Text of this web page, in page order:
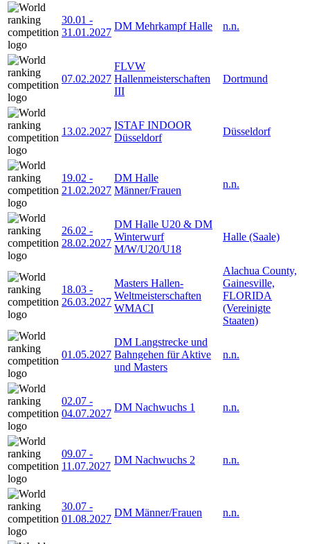
30.01 -
31.01.2027
DM Mehrkampf Halle n.n.
07.02.2027
FLVW
Hallenmeisterschaften
III
Dortmund
13.02.2027
ISTAF INDOOR
Düsseldorf
Düsseldorf
19.02 -
21.02.2027
DM Halle
Männer/Frauen
n.n.
26.02 -
28.02.2027
DM Halle U20 & DM
Winterwurf
M/W/U20/U18
Halle (Saale)
18.03 -
26.03.2027
Masters Hallen-
Weltmeisterschaften
WMACI
Alachua County,
Gainesville,
FLORIDA
(Vereinigte
Staaten)
01.05.2027
DM Langstrecke und
Bahngehen für Aktive
und Masters
n.n.
02.07 -
04.07.2027
DM Nachwuchs 1 n.n.
09.07 -
11.07.2027
DM Nachwuchs 2 n.n.
30.07 -
01.08.2027
DM Männer/Frauen n.n.